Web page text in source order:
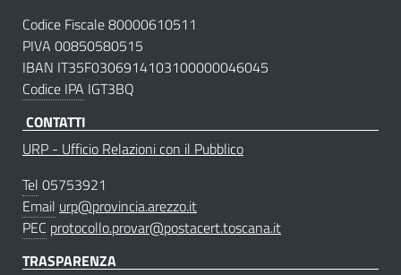
Codice Fiscale 80000610511
PIVA 00850580515
IBAN IT35F0306914103100000046045
Codice IPA IGT3BQ
CONTATTI
URP - Ufficio Relazioni con il Pubblico
Tel 05753921
Email urp@provincia.arezzo.it
PEC protocollo.provar@postacert.toscana.it
TRASPARENZA